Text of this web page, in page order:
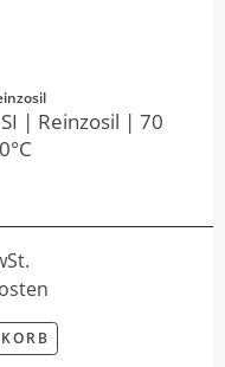
| Reinzosil | 70